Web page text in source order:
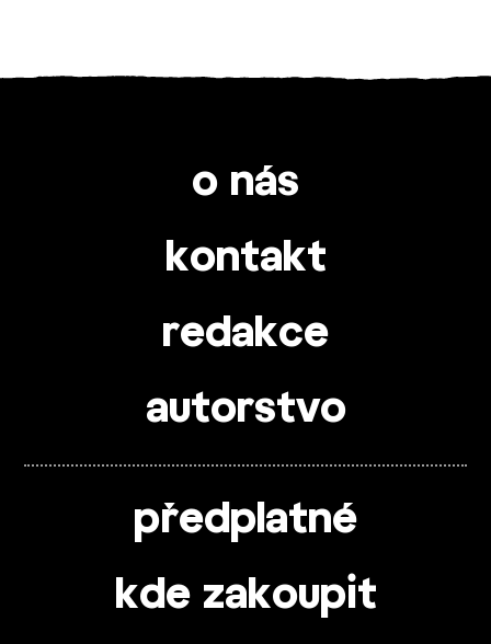
o nás
kontakt
redakce
autorstvo
předplatné
kde zakoupit